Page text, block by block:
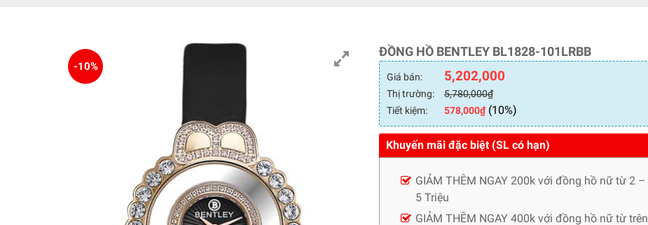
-10%
ĐỒNG HỒ BENTLEY BL1828-101LRBB
Giá bán: 5,202,000
Thị trường: 5,780,000₫
Tiết kiệm:
578,000₫(10%)
Khuyến mãi đặc biệt (SL có hạn)
GIẢM THÊM NGAY 200k với đồng hồ nữ từ 2 –
5 Triệu
GIẢM THÊM NGAY 400k với đồng hồ nữ từ trên